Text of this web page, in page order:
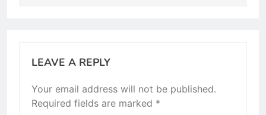
LEAVE A REPLY
Your email address will not be published.
Required fields are marked *